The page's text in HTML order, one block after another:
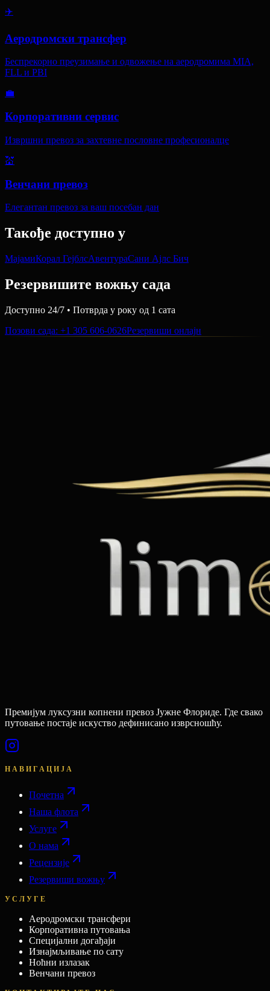
✈️
Аеродромски трансфер
Беспрекорно преузимање и одвожење на аеродромима MIA,
FLL и PBI
💼
Корпоративни сервис
Извршни превоз за захтевне пословне професионалце
💒
Венчани превоз
Елегантан превоз за ваш посебан дан
Такође доступно у
МајамиКорал ГејблсАвентураСани Ајлс Бич
Резервишите вожњу сада
Доступно 24/7 • Потврда у року од 1 сата
Позови сада: +1 305 606-0626Резервиши онлајн
Премијум луксузни копнени превоз Јужне Флориде. Где свако
путовање постаје искуство дефинисано изврсношћу.
НАВИГАЦИЈА
Почетна
Наша флота
Услуге
О нама
Рецензије
Резервиши вожњу
УСЛУГЕ
Аеродромски трансфери
Корпоративна путовања
Специјални догађаји
Изнајмљивање по сату
Ноћни излазак
Венчани превоз